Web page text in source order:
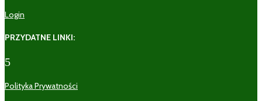
Login
PRZYDATNE LINKI:
5
Polityka Prywatności